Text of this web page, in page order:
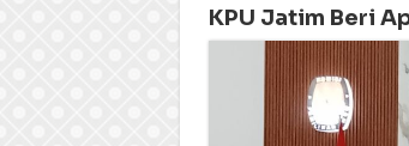
KPU Jatim Beri